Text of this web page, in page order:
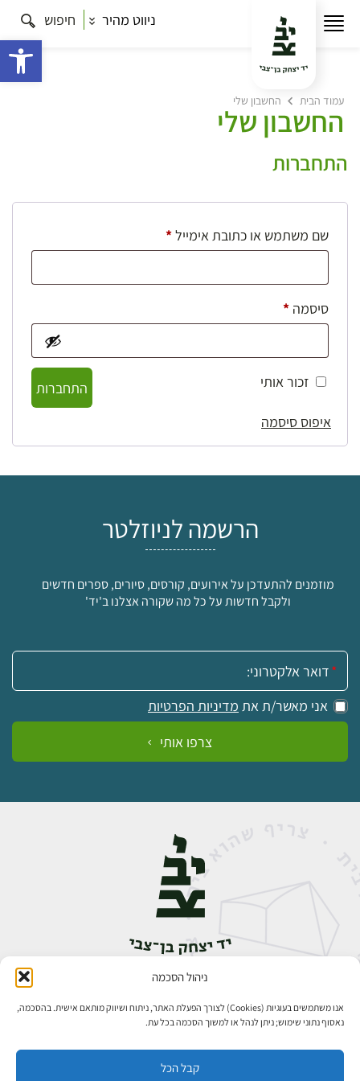
ניהול הסכמה
אנו משתמשים בעוגיות (Cookies) לצורך הפעלת האתר, ניתוח ושיווק מותאם אישית. בהסכמה,
נאסוף נתוני שימוש; ניתן לנהל או למשוך הסכמה בכל עת.
קבל הכל
ניווט מהיר חיפוש
עמוד הבית החשבון שלי
החשבון שלי
התחברות
שם משתמש או כתובת אימייל*חובה
סיסמה *חובה
זכור אותי
התחברות
איפוס סיסמה
הרשמה לניוזלטר
מוזמנים להתעדכן על אירועים, קורסים, סיורים, ספרים חדשים
ולקבל חדשות על כל מה שקורה אצלנו ב'יד'
אימייל:
אני מאשר/ת את מדיניות הפרטיות
צרפו אותי
אבן גבירול 14, רחביה, ירושלים